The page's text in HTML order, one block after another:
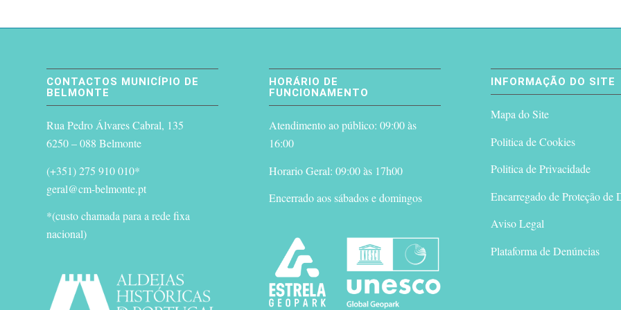
CONTACTOS MUNICÍPIO DE
BELMONTE
Rua Pedro Álvares Cabral, 135
6250 – 088 Belmonte
(+351) 275 910 010*
geral@cm-belmonte.pt
*(custo chamada para a rede fixa
nacional)
HORÁRIO DE
FUNCIONAMENTO
Atendimento ao público: 09:00 às
16:00
Horario Geral: 09:00 às 17h00
Encerrado aos sábados e domingos
INFORMAÇÃO DO SITE
Mapa do Site
Politica de Cookies
Politica de Privacidade
Encarregado de Proteção de
Aviso Legal
Plataforma de Denúncias